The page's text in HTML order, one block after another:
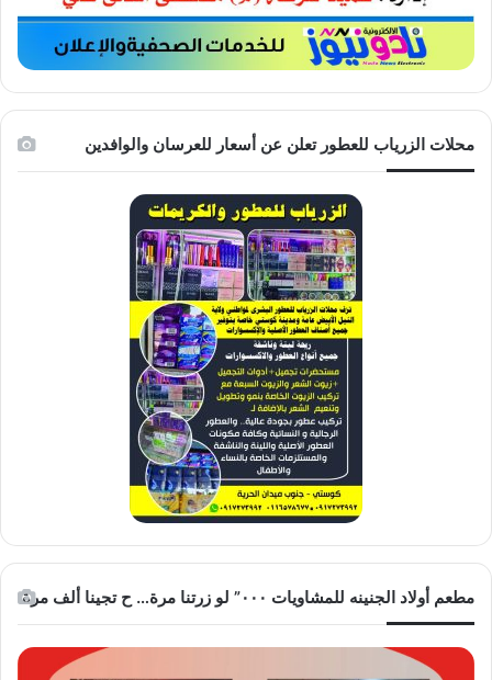
محلات الزرياب للعطور تعلن عن أسعار للعرسان والوافدين
مطعم أولاد الجنينه للمشاويات ٠٠٠” لو زرتنا مرة… ح تجينا ألف مرة